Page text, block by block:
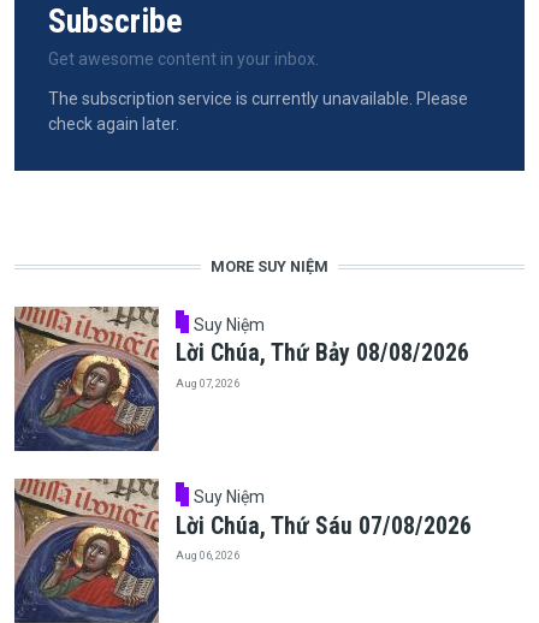
Subscribe
Get awesome content in your inbox.
The subscription service is currently unavailable. Please
check again later.
MORE SUY NIỆM
Suy Niệm
Lời Chúa, Thứ Bảy 08/08/2026
Aug 07, 2026
Suy Niệm
Lời Chúa, Thứ Sáu 07/08/2026
Aug 06, 2026